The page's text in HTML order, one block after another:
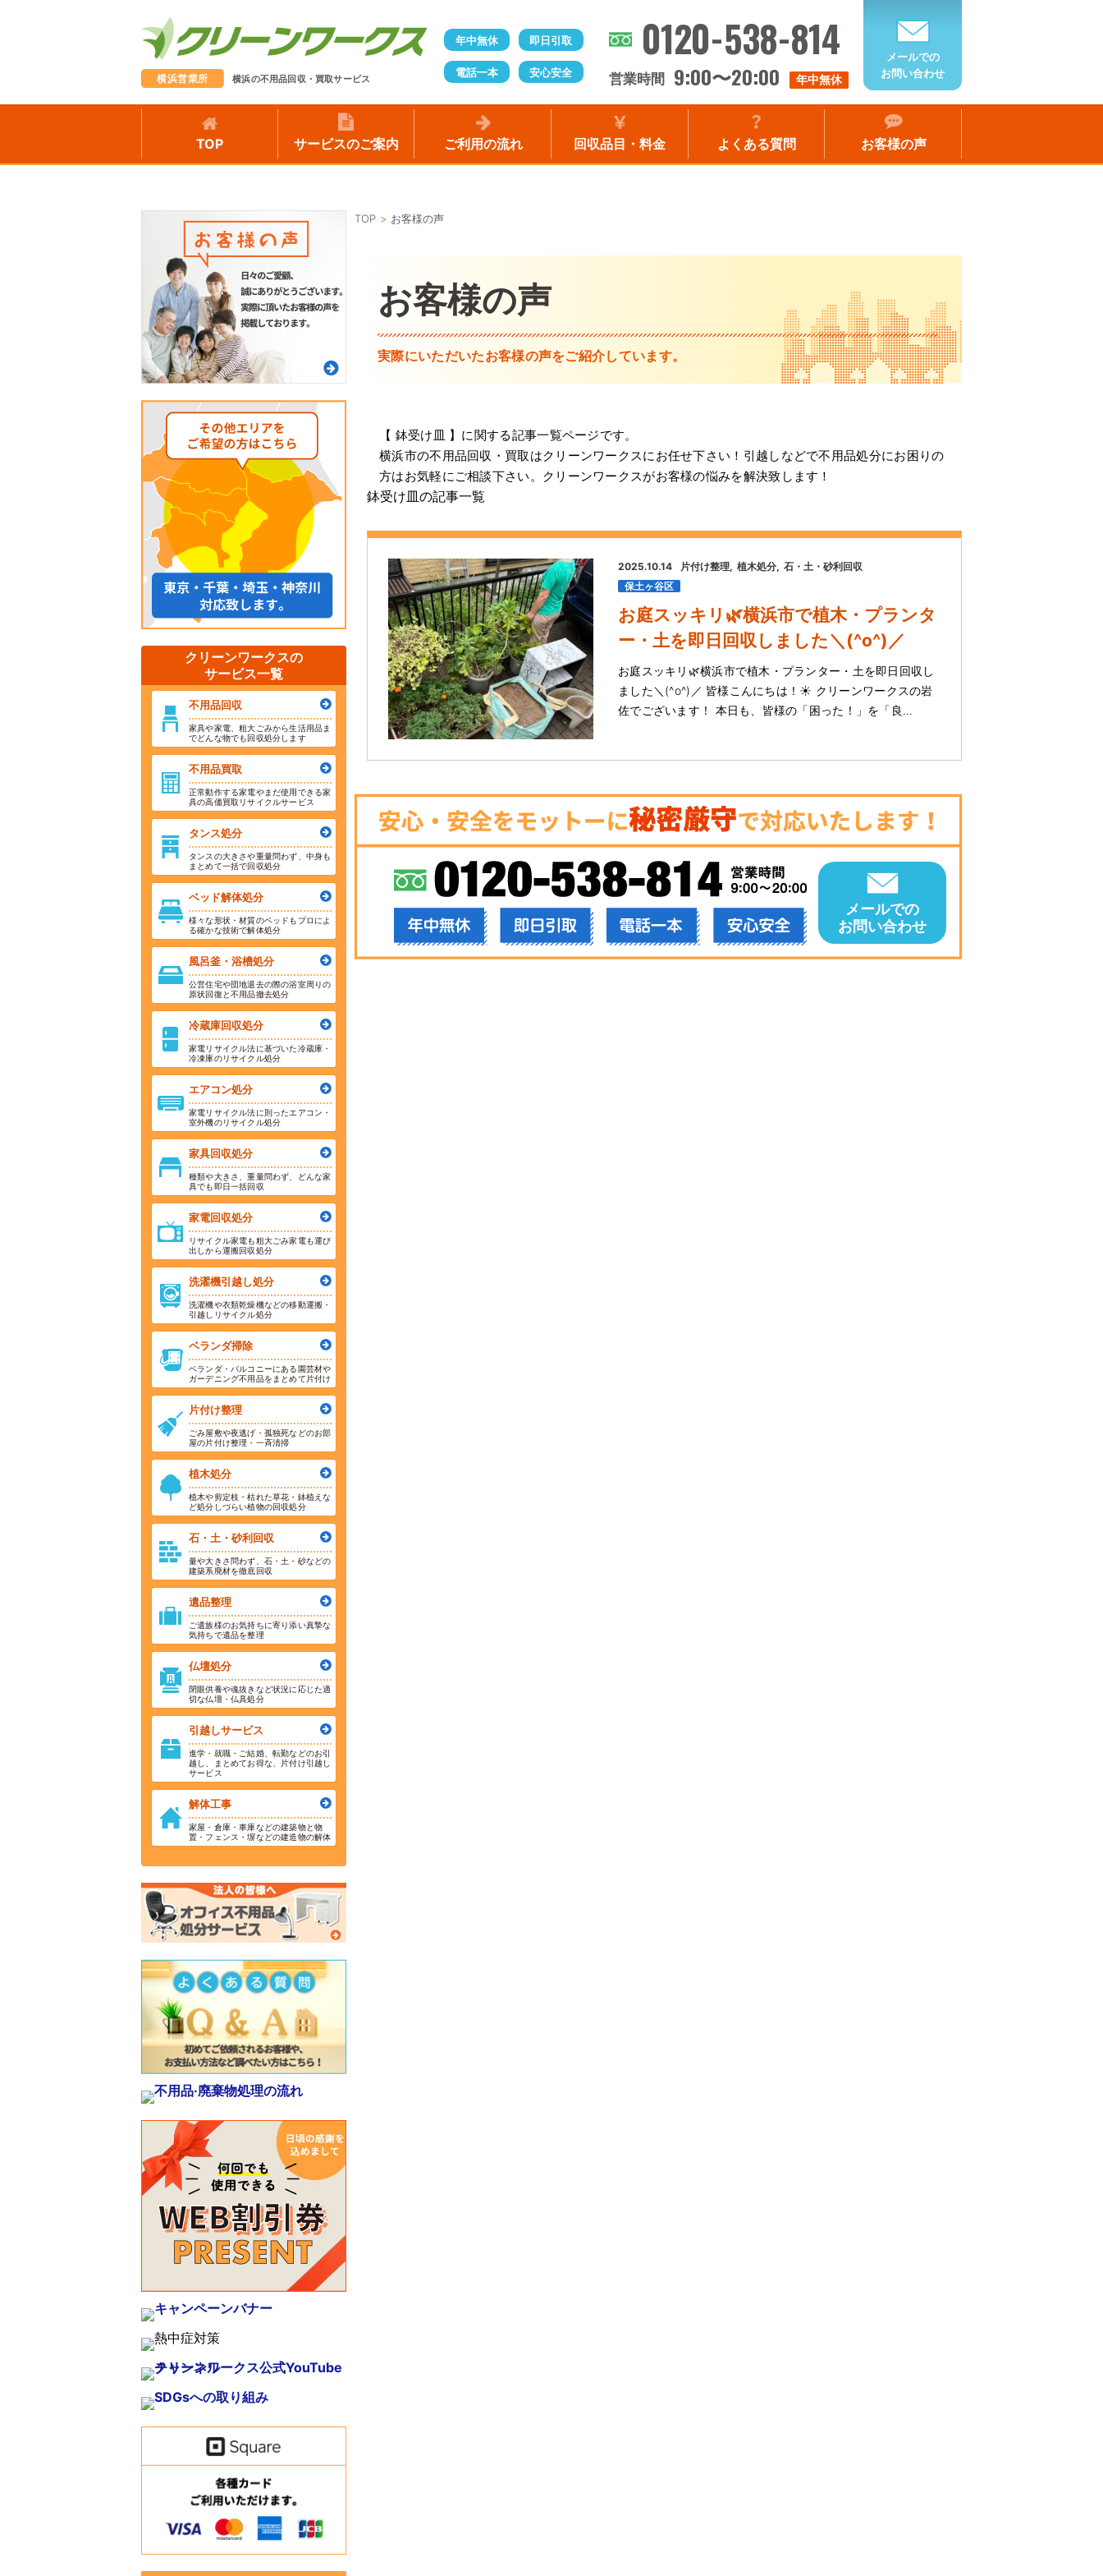
横浜営業所 横浜の不用品回収・買取サービス
年中無休 即日引取
電話一本 安心安全
0120-538-814
営業時間 9:00〜20:00 年中無休
メールでの
お問い合わせ
TOP サービスのご案内 ご利用の流れ 回収品目・料金 よくある質問 お客様の声
TOP お客様の声
お客様の声
実際にいただいたお客様の声をご紹介しています。
【 鉢受け皿 】に関する記事一覧ページです。
横浜市の不用品回収・買取はクリーンワークスにお任せ下さい！引越しなどで不用品処分にお困りの
方はお気軽にご相談下さい。クリーンワークスがお客様の悩みを解決致します！
鉢受け皿の記事一覧
2025.10.14 片付け整理 植木処分 石・土・砂利回収
保土ヶ谷区
お庭スッキリ🌿横浜市で植木・プランタ
ー・土を即日回収しました＼(^o^)／
お庭スッキリ🌿横浜市で植木・プランター・土を即日回収し
ました＼(^o^)／ 皆様こんにちは！☀️ クリーンワークスの岩
佐でございます！ 本日も、皆様の「困った！」を「良…
メールでの
お問い合わせ
クリーンワークスの
サービス一覧
不用品回収
家具や家電、粗大ごみから生活用品ま
でどんな物でも回収処分します
不用品買取
正常動作する家電やまだ使用できる家
具の高価買取リサイクルサービス
タンス処分
タンスの大きさや重量問わず、中身も
まとめて一括で回収処分
ベッド解体処分
様々な形状・材質のベッドもプロによ
る確かな技術で解体処分
風呂釜・浴槽処分
公営住宅や団地退去の際の浴室周りの
原状回復と不用品撤去処分
冷蔵庫回収処分
家電リサイクル法に基づいた冷蔵庫・
冷凍庫のリサイクル処分
エアコン処分
家電リサイクル法に則ったエアコン・
室外機のリサイクル処分
家具回収処分
種類や大きさ、重量問わず、どんな家
具でも即日一括回収
家電回収処分
リサイクル家電も粗大ごみ家電も運び
出しから運搬回収処分
洗濯機引越し処分
洗濯機や衣類乾燥機などの移動運搬・
引越しリサイクル処分
ベランダ掃除
ベランダ・バルコニーにある園芸材や
ガーデニング不用品をまとめて片付け
片付け整理
ごみ屋敷や夜逃げ・孤独死などのお部
屋の片付け整理・一斉清掃
植木処分
植木や剪定枝・枯れた草花・鉢植えな
ど処分しづらい植物の回収処分
石・土・砂利回収
量や大きさ問わず、石・土・砂などの
建築系廃材を徹底回収
遺品整理
ご遺族様のお気持ちに寄り添い真摯な
気持ちで遺品を整理
仏壇処分
閉眼供養や魂抜きなど状況に応じた適
切な仏壇・仏具処分
引越しサービス
進学・就職・ご結婚、転勤などのお引
越し、まとめてお得な、片付け引越し
サービス
解体工事
家屋・倉庫・車庫などの建築物と物
置・フェンス・塀などの建造物の解体